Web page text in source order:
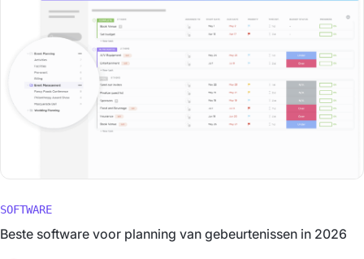
SOFTWARE
Beste software voor planning van gebeurtenissen in 2026